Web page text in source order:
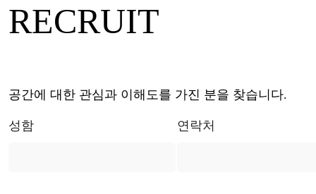
RECRUIT
공간에 대한 관심과 이해도를 가진 분을 찾습니다.
성함 연락처